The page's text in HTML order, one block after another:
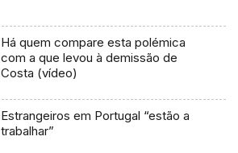
Há quem compare esta polémica
com a que levou à demissão de
Costa (vídeo)
Estrangeiros em Portugal “estão a
trabalhar”